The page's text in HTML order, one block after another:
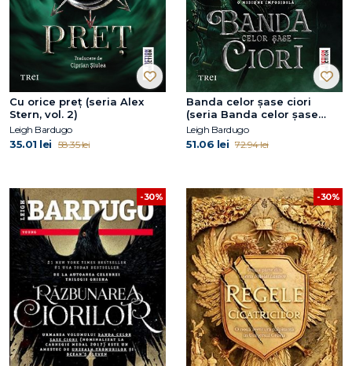
Cu orice preț (seria Alex
Stern, vol. 2)
Leigh Bardugo
35.01 lei 58.35 lei
Banda celor șase ciori
(seria Banda celor șase
ciori, vol. 1)
Leigh Bardugo
51.06 lei 72.94 lei
-30% -30%